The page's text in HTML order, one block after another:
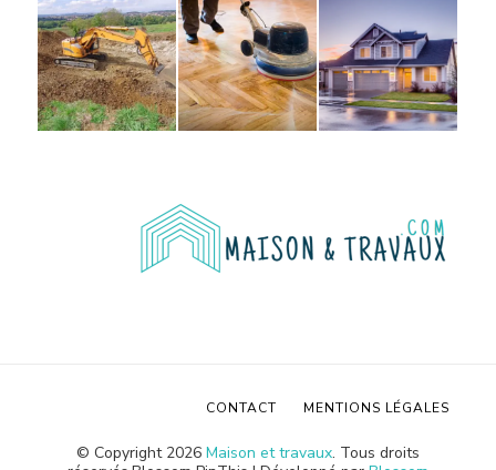
© Copyright 2026 Maison et travaux. Tous droits
CONTACT MENTIONS LÉGALES